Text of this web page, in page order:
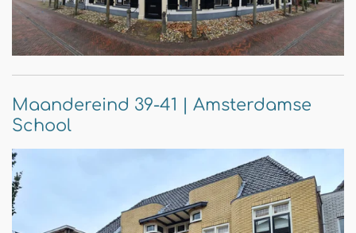
Maandereind 39-41 | Amsterdamse
School